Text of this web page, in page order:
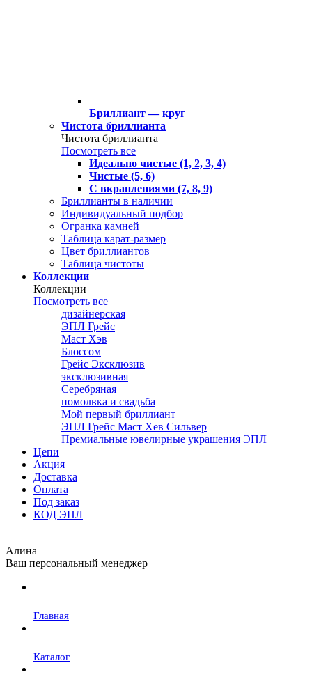
Бриллиант — круг
Чистота бриллианта
Чистота бриллианта
Посмотреть все
Идеально чистые (1, 2, 3, 4)
Чистые (5, 6)
С вкраплениями (7, 8, 9)
Бриллианты в наличии
Индивидуальный подбор
Огранка камней
Таблица карат-размер
Цвет бриллиантов
Таблица чистоты
Коллекции
Коллекции
Посмотреть все
дизайнерская
ЭПЛ Грейс
Маст Хэв
Блоссом
Грейс Эксклюзив
эксклюзивная
Серебряная
помолвка и свадьба
Мой первый бриллиант
ЭПЛ Грейс Маст Хев Сильвер
Премиальные ювелирные украшения ЭПЛ
Цепи
Акция
Доставка
Оплата
Под заказ
КОД ЭПЛ
Алина
Ваш персональный менеджер
Главная
Каталог